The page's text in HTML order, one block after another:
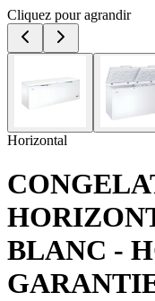
Cliquez pour agrandir
Horizontal
BLANC -